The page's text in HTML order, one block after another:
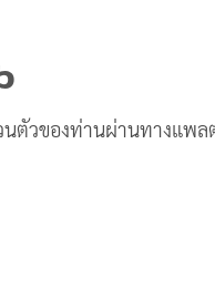
วของท่านผ่านทางแพ